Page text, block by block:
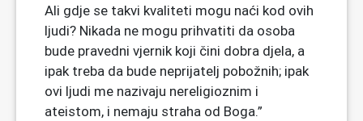
Ali gdje se takvi kvaliteti mogu naći kod ovih
ljudi? Nikada ne mogu prihvatiti da osoba
bude pravedni vjernik koji čini dobra djela, a
ipak treba da bude neprijatelj pobožnih; ipak
ovi ljudi me nazivaju nereligioznim i
ateistom, i nemaju straha od Boga.”